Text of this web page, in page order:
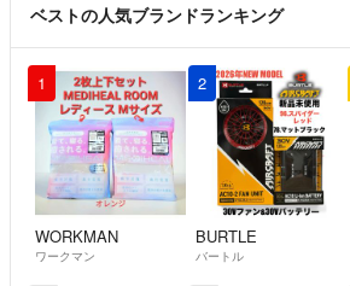
ベストの人気ブランドランキング
1
WORKMAN
ワークマン
2
BURTLE
バートル